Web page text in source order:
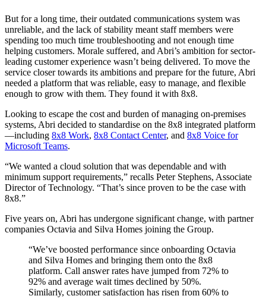
But for a long time, their outdated communications system was
unreliable, and the lack of stability meant staff members were
spending too much time troubleshooting and not enough time
helping customers. Morale suffered, and Abri’s ambition for sector-
leading customer experience wasn’t being delivered. To move the
service closer towards its ambitions and prepare for the future, Abri
needed a platform that was reliable, easy to manage, and flexible
enough to grow with them. They found it with 8x8.
Looking to escape the cost and burden of managing on-premises
systems, Abri decided to standardise on the 8x8 integrated platform
—including 8x8 Work, 8x8 Contact Center, and 8x8 Voice for
Microsoft Teams.
“We wanted a cloud solution that was dependable and with
minimum support requirements,” recalls Peter Stephens, Associate
Director of Technology. “That’s since proven to be the case with
8x8.”
Five years on, Abri has undergone significant change, with partner
companies Octavia and Silva Homes joining the Group.
“We’ve boosted performance since onboarding Octavia
and Silva Homes and bringing them onto the 8x8
platform. Call answer rates have jumped from 72% to
92% and average wait times declined by 50%.
Similarly, customer satisfaction has risen from 60% to